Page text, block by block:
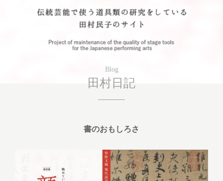
Blog
田村日記
書のおもしろさ